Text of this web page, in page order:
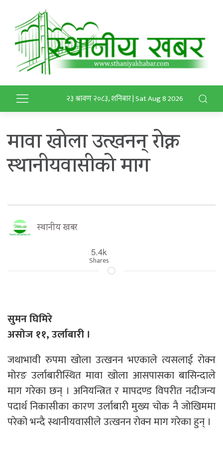
२३ श्रावण २०८३, शनिबार | Sat Aug 8 2026
मावा खोला उत्खनन् रोक्न
स्थानीयवासीको माग
स्थानीय खबर
5.4k
Shares
सुमन घिमिरे
असोज ११, उर्लाबारी ।
जथाभावी रुपमा खोला उत्खनन भएकाले त्यसलाई रोक्न
मोरङ उर्लाबारीस्थित मावा खोला आसपासका बासिन्दाले
माग गरेका छन् । अनियन्त्रित र मापदण्ड विपरीत नदीजन्य
पदार्थ निकासीका कारण उर्लाबारी मुख्य चोक नै जोखिममा
परेको भन्दै स्थानीयवासीले उत्खनन रोक्न माग गरेका हुन् ।